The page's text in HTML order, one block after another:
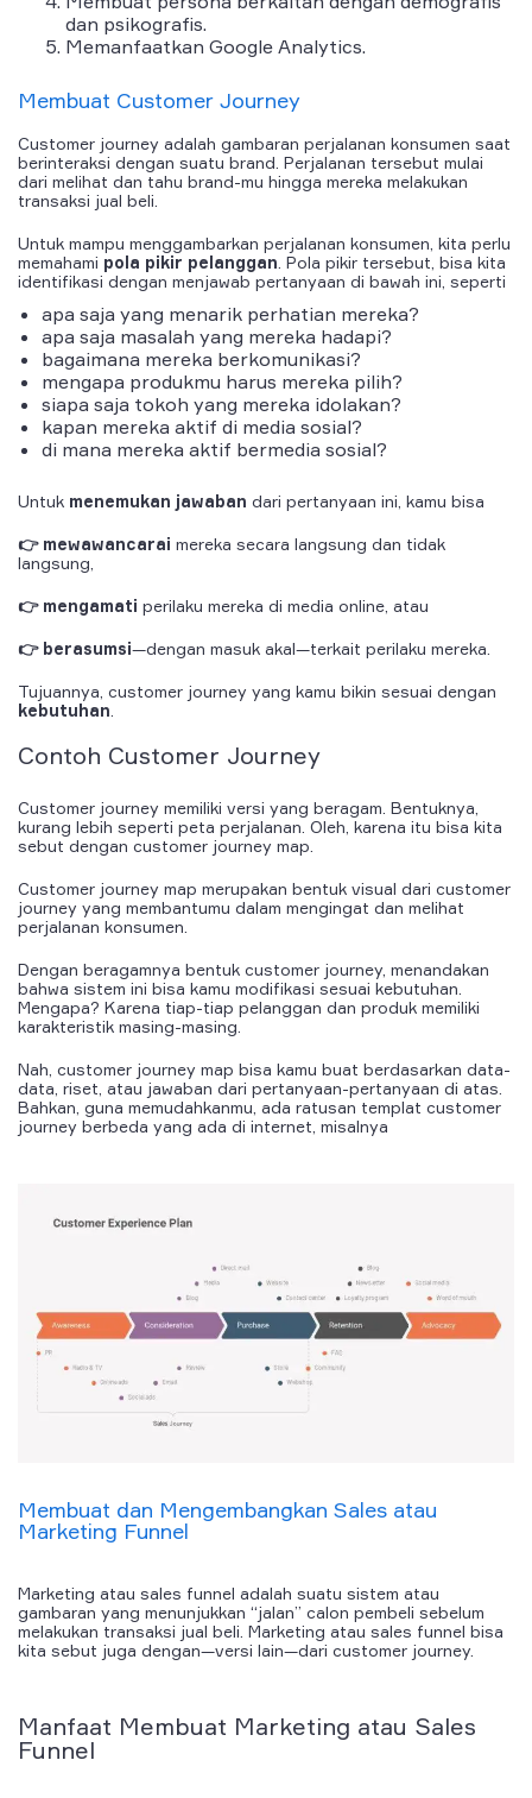
dan psikografis.
Memanfaatkan Google Analytics.
Membuat Customer Journey
Customer journey adalah gambaran perjalanan konsumen saat
berinteraksi dengan suatu brand. Perjalanan tersebut mulai
dari melihat dan tahu brand-mu hingga mereka melakukan
transaksi jual beli.
Untuk mampu menggambarkan perjalanan konsumen, kita perlu
memahami pola pikir pelanggan . Pola pikir tersebut, bisa kita
identifikasi dengan menjawab pertanyaan di bawah ini, seperti
apa saja yang menarik perhatian mereka?
apa saja masalah yang mereka hadapi?
bagaimana mereka berkomunikasi?
mengapa produkmu harus mereka pilih?
siapa saja tokoh yang mereka idolakan?
kapan mereka aktif di media sosial?
di mana mereka aktif bermedia sosial?
Untuk menemukan jawaban dari pertanyaan ini, kamu bisa
👉 mewawancarai mereka secara langsung dan tidak
langsung,
👉 mengamati perilaku mereka di media online , atau
👉 berasumsi—dengan masuk akal—terkait perilaku mereka.
Tujuannya, customer journey yang kamu bikin sesuai dengan
kebutuhan
Contoh Customer Journey
Customer journey memiliki versi yang beragam. Bentuknya,
kurang lebih seperti peta perjalanan. Oleh, karena itu bisa kita
sebut dengan customer journey map.
Customer journey map merupakan bentuk visual dari customer
journey yang membantumu dalam mengingat dan melihat
perjalanan konsumen.
Dengan beragamnya bentuk customer journey, menandakan
bahwa sistem ini bisa kamu modifikasi sesuai kebutuhan.
Mengapa? Karena tiap-tiap pelanggan dan produk memiliki
karakteristik masing-masing.
Nah, customer journey map bisa kamu buat berdasarkan data-
data, riset, atau jawaban dari pertanyaan-pertanyaan di atas.
Bahkan, guna memudahkanmu, ada ratusan templat customer
journey berbeda yang ada di internet, misalnya
Membuat dan Mengembangkan Sales atau
Marketing Funnel
Marketing atau sales funnel adalah suatu sistem atau
gambaran yang menunjukkan “jalan” calon pembeli sebelum
melakukan transaksi jual beli. Marketing atau sales funnel bisa
kita sebut juga dengan—versi lain—dari customer journey.
Manfaat Membuat Marketing atau Sales
Funnel